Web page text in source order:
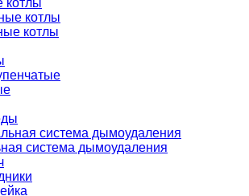
котлы
котлы
котлы
система дымоудаления
система дымоудаления